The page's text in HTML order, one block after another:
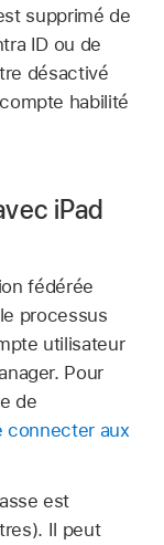
supprimé de
ID ou de
désactivé
habilité
iPad
fédérée
processus
utilisateur
Pour
de
connecter aux
est
Il peut